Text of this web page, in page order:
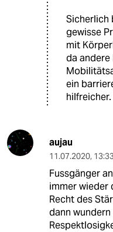
Sicherlich
gewisse
mit
da andere
ein
hilfreicher.
aujau
11.07.2020,
Fussgänger
immer wieder
Recht des
dann